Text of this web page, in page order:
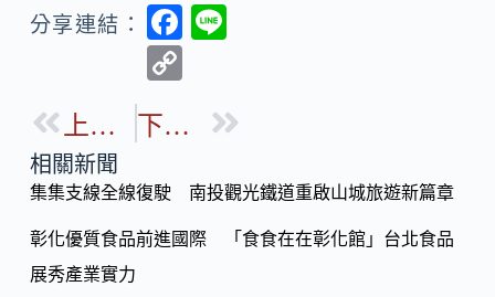
分享連結：
F
b
o
k
p
Li
n
上一篇 下一篇
相關新聞
集集支線全線復駛 南投觀光鐵道重啟山城旅遊新篇章
彰化優質食品前進國際 「食食在在彰化館」台北食品
展秀產業實力